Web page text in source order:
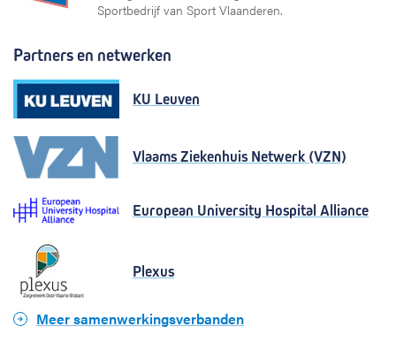
Sportbedrijf van Sport Vlaanderen.
Partners en netwerken
KU Leuven
Vlaams Ziekenhuis Netwerk (VZN)
European University Hospital Alliance
Plexus
Meer samenwerkingsverbanden